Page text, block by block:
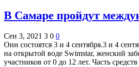
В Самаре пройдут
Сен 3, 2021 3 0 0
Они состоятся 3 и 4 сентября.3 и 4
на открытой воде Swimstar, женский
участников от 0 до 12 лет. Часть